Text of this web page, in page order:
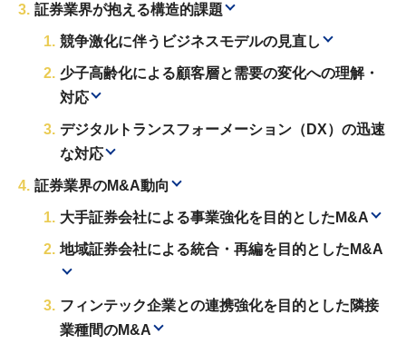
証券業界が抱える構造的課題
競争激化に伴うビジネスモデルの見直し
少子高齢化による顧客層と需要の変化への理解・
対応
デジタルトランスフォーメーション（DX）の迅速
な対応
証券業界のM&A動向
大手証券会社による事業強化を目的としたM&A
地域証券会社による統合・再編を目的としたM&A
フィンテック企業との連携強化を目的とした隣接
業種間のM&A